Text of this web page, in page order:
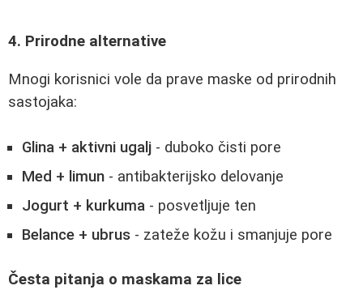
4. Prirodne alternative
Mnogi korisnici vole da prave maske od prirodnih
sastojaka:
Glina + aktivni ugalj - duboko čisti pore
Med + limun - antibakterijsko delovanje
Jogurt + kurkuma - posvetljuje ten
Belance + ubrus - zateže kožu i smanjuje pore
Česta pitanja o maskama za lice